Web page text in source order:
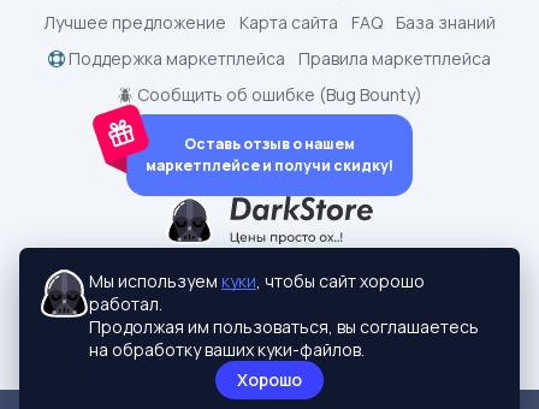
dark.shopping - Маркетплейс аккаунтов
2015-2026 © dark.shopping
Актуальные адреса:
Лучшее предложение
Карта сайта FAQ
База знаний
Поддержка маркетплейса
Правила маркетплейса
🪲 Сообщить об ошибке (Bug Bounty)
Оставь отзыв о нашем
маркетплейсе и получи скидку!
Мы используем куки, чтобы сайт хорошо
работал.
Продолжая им пользоваться, вы соглашаетесь
на обработку ваших куки-файлов.
Хорошо